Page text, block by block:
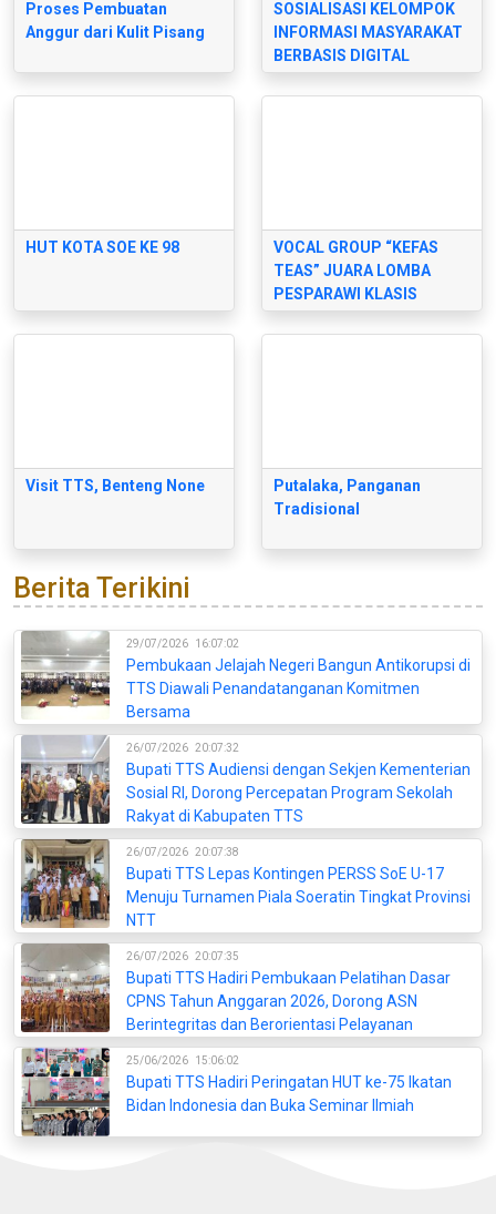
Proses Pembuatan
Anggur dari Kulit Pisang
SOSIALISASI KELOMPOK
INFORMASI MASYARAKAT
BERBASIS DIGITAL
HUT KOTA SOE KE 98
VOCAL GROUP “KEFAS
TEAS” JUARA LOMBA
PESPARAWI KLASIS
Visit TTS, Benteng None
Putalaka, Panganan
Tradisional
Berita Terikini
29/07/2026 16:07:02
Pembukaan Jelajah Negeri Bangun Antikorupsi di
TTS Diawali Penandatanganan Komitmen
Bersama
26/07/2026 20:07:32
Bupati TTS Audiensi dengan Sekjen Kementerian
Sosial RI, Dorong Percepatan Program Sekolah
Rakyat di Kabupaten TTS
26/07/2026 20:07:38
Bupati TTS Lepas Kontingen PERSS SoE U-17
Menuju Turnamen Piala Soeratin Tingkat Provinsi
NTT
26/07/2026 20:07:35
Bupati TTS Hadiri Pembukaan Pelatihan Dasar
CPNS Tahun Anggaran 2026, Dorong ASN
Berintegritas dan Berorientasi Pelayanan
25/06/2026 15:06:02
Bupati TTS Hadiri Peringatan HUT ke-75 Ikatan
Bidan Indonesia dan Buka Seminar Ilmiah